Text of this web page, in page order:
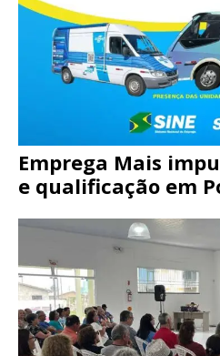
Emprega Mais
e qualificação em